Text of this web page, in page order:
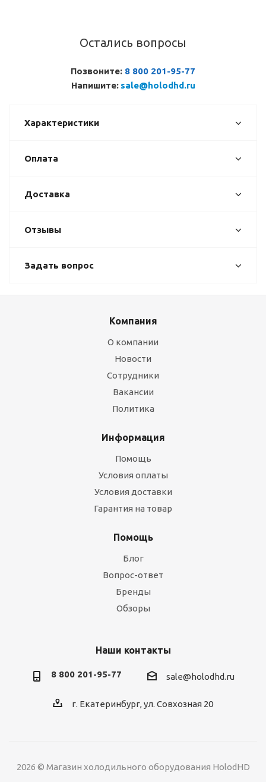
Остались вопросы
Позвоните: 8 800 201-95-77
Напишите: sale@holodhd.ru
Характеристики
Оплата
Доставка
Отзывы
Задать вопрос
Компания
О компании
Новости
Сотрудники
Вакансии
Политика
Информация
Помощь
Условия оплаты
Условия доставки
Гарантия на товар
Помощь
Блог
Вопрос-ответ
Бренды
Обзоры
Наши контакты
8 800 201-95-77 sale@holodhd.ru
г. Екатеринбург, ул. Совхозная 20
2026 © Магазин холодильного оборудования HolodHD